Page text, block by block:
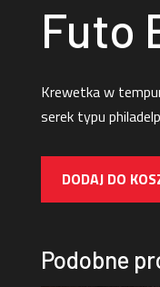
Futo
Krewetka w
serek typu
DODAJ DO
Podobne